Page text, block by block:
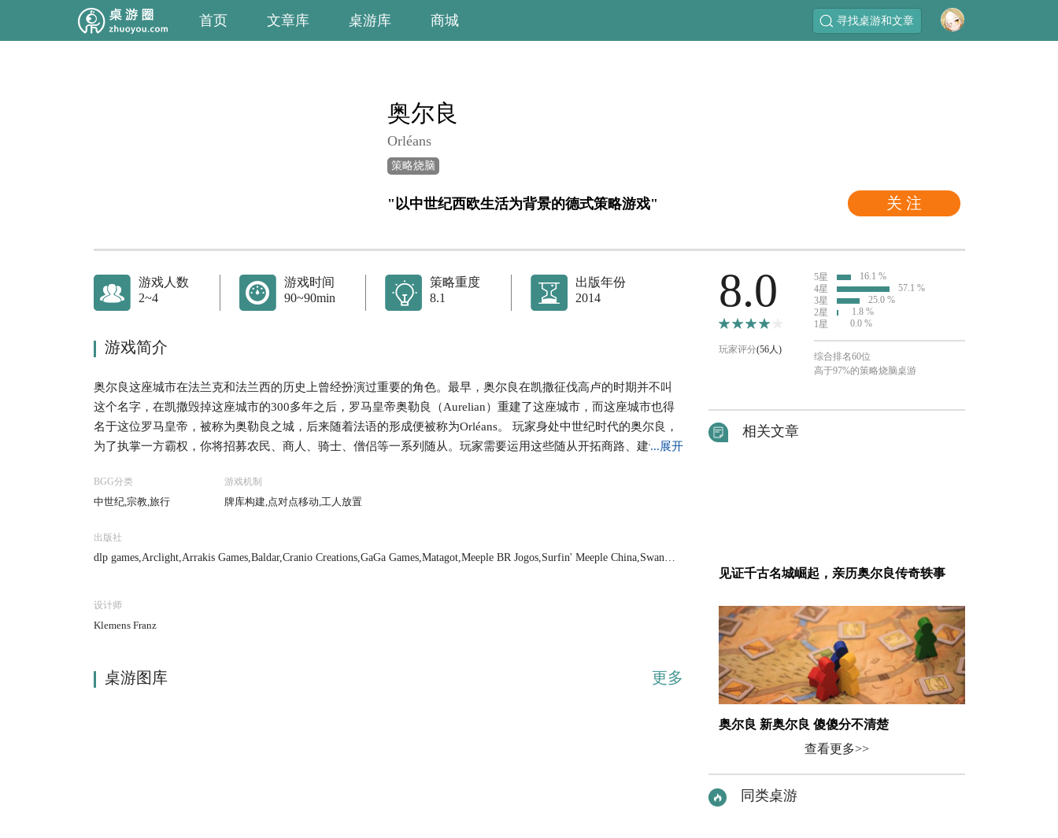
首页 文章库 桌游库 商城 寻找桌游和文章
关 注
奥尔良
Orléans
策略烧脑
"以中世纪西欧生活为背景的德式策略游戏"
游戏人数
2~4
游戏时间
90~90min
策略重度
8.1
出版年份
2014
游戏简介
奥尔良这座城市在法兰克和法兰西的历史上曾经扮演过重要的角色。最早，奥尔良在凯撒征伐高卢的时期并不叫
这个名字，在凯撒毁掉这座城市的300多年之后，罗马皇帝奥勒良（Aurelian）重建了这座城市，而这座城市也得
名于这位罗马皇帝，被称为奥勒良之城，后来随着法语的形成便被称为Orléans。 玩家身处中世纪时代的奥尔良，
为了执掌一方霸权，你将招募农民、商人、骑士、僧侣等一系列随从。玩家需要运用这些随从开拓商路、建设城
各种提高效率的工具。学者在科学上开拓进取。另外，修道院也非常重要，不得不说，这些僧侣让你避免了命运
带来的挫折。 为了更好地发展，你总是想执行更多的行动。获胜的手段多种多样，关键在与你是否能够驾驭策
...展开
BGG分类
中世纪,宗教,旅行
游戏机制
牌库构建,点对点移动,工人放置
出版社
dlp games,Arclight,Arrakis Games,Baldar,Cranio Creations,GaGa Games,Matagot,Meeple BR Jogos,Surfin' Meeple China,Swan P
设计师
Klemens Franz
桌游图库 更多
8.0
玩家评分(56人)
5星
16.1 %
4星
57.1 %
3星
25.0 %
2星
1.8 %
1星
0.0 %
综合排名60位
高于97%的策略烧脑桌游
相关文章
见证千古名城崛起，亲历奥尔良传奇轶事
奥尔良 新奥尔良 傻傻分不清楚
查看更多>>
同类桌游